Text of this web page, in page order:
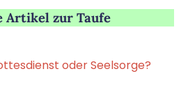
Artikel zur Taufe
oder Seelsorge?